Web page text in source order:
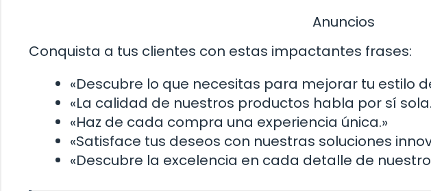
Anuncios
Conquista a tus clientes con estas impactantes frases:
«Descubre lo que necesitas para mejorar tu estilo
«La calidad de nuestros productos habla por sí
«Haz de cada compra una experiencia única.»
«Satisface tus deseos con nuestras soluciones
«Descubre la excelencia en cada detalle de